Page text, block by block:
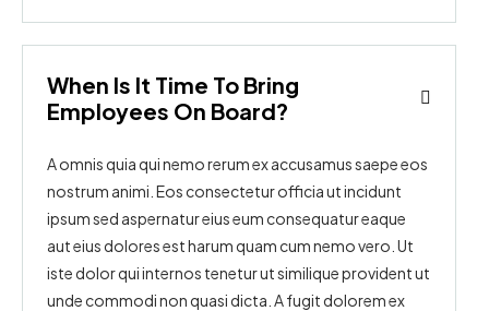
When Is It Time To Bring
Employees On Board?
A omnis quia qui nemo rerum ex accusamus saepe eos
nostrum animi. Eos consectetur officia ut incidunt
ipsum sed aspernatur eius eum consequatur eaque
aut eius dolores est harum quam cum nemo vero. Ut
iste dolor qui internos tenetur ut similique provident ut
unde commodi non quasi dicta. A fugit dolorem ex